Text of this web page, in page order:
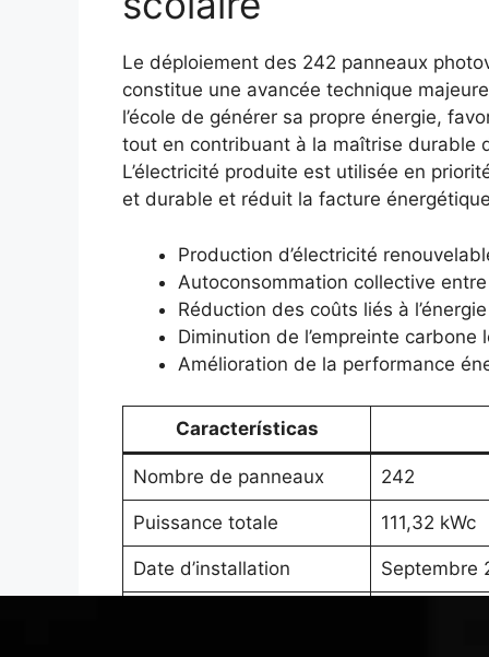
Le déploiement des 242 panneaux
constitue une avancée technique
l’école de générer sa propre énergie,
tout en contribuant à la maîtrise durable
L’électricité produite est utilisée en
et durable et réduit la facture
Production d’électricité
Autoconsommation collective
Réduction des coûts liés à
Diminution de l’empreinte carbone
Amélioration de la performance
Características
Nombre de panneaux 242
Puissance totale 111,32 kWc
Date d’installation Septembre